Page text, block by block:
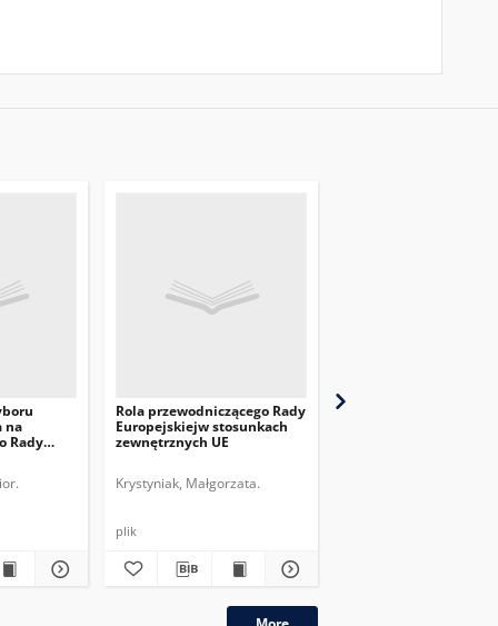
na
Rady
Rola przewodniczącego Rady
Europejskiejw stosunkach
zewnętrznych UE
Krystyniak, Małgorzata.
plik